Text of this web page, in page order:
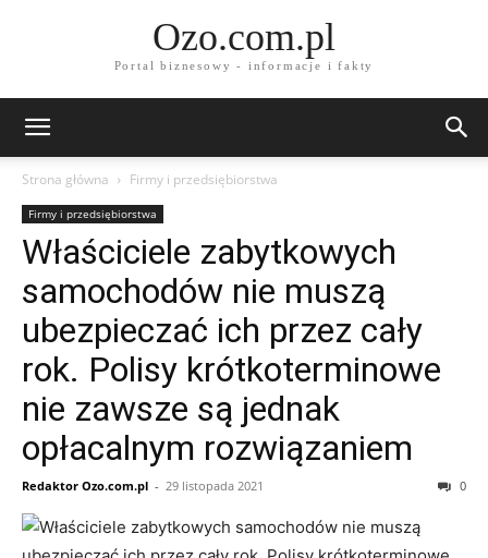
Ozo.com.pl
Portal biznesowy - informacje i fakty
Strona główna Firmy i przedsiębiorstwa
Firmy i przedsiębiorstwa
Właściciele zabytkowych
samochodów nie muszą
ubezpieczać ich przez cały
rok. Polisy krótkoterminowe
nie zawsze są jednak
opłacalnym rozwiązaniem
Redaktor Ozo.com.pl - 29 listopada 2021 0